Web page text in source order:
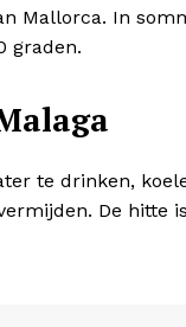
Mallorca. In
graden.
te drinken,
De hitte